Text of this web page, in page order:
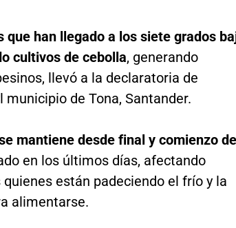
que han llegado a los siete grados
cultivos de cebolla, generando
llevó a la declaratoria de
de Tona, Santander.
mantiene desde final y comienzo de
en los últimos días, afectando
están padeciendo el frío y la
alimentarse.